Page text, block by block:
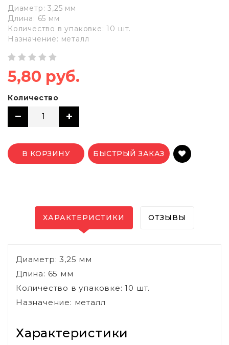
Диаметр: 3,25 мм
Длина: 65 мм
Количество в упаковке: 10 шт.
Назначение: металл
5,80 руб.
Количество
В КОРЗИНУ БЫСТРЫЙ ЗАКАЗ
ХАРАКТЕРИСТИКИ ОТЗЫВЫ
Диаметр: 3,25 мм
Длина: 65 мм
Количество в упаковке: 10 шт.
Назначение: металл
Характеристики